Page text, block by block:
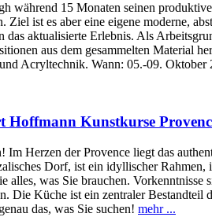
15 Monaten seinen
ist es aber eine eigene moderne,
aktualisierte Erlebnis. Als
aus dem gesammelten Material
Acryltechnik. Wann: 05.-09. Oktober
Hoffmann Kunstkurse
Herzen der Provence liegt das
Dorf, ist ein idyllischer
alles, was Sie brauchen.
Die Küche ist ein zentraler
das, was Sie suchen! mehr ...